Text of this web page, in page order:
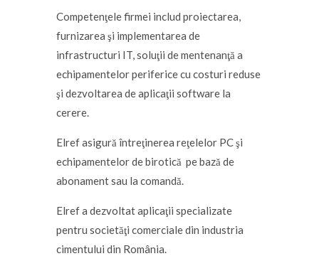
Competenţele firmei includ proiectarea,
furnizarea şi implementarea de
infrastructuri IT, soluţii de mentenanţă a
echipamentelor periferice cu costuri reduse
şi dezvoltarea de aplicaţii software la
cerere.
Elref asigură întreţinerea reţelelor PC şi
echipamentelor de birotică pe bază de
abonament sau la comandă.
Elref a dezvoltat aplicaţii specializate
pentru societăţi comerciale din industria
cimentului din România.